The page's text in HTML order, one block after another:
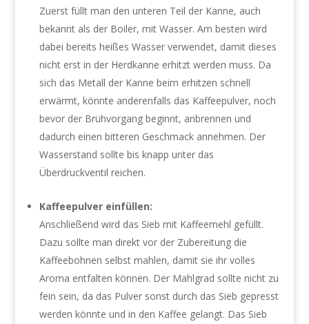
Zuerst füllt man den unteren Teil der Kanne, auch
bekannt als der Boiler, mit Wasser. Am besten wird
dabei bereits heißes Wasser verwendet, damit dieses
nicht erst in der Herdkanne erhitzt werden muss. Da
sich das Metall der Kanne beim erhitzen schnell
erwärmt, könnte anderenfalls das Kaffeepulver, noch
bevor der Brühvorgang beginnt, anbrennen und
dadurch einen bitteren Geschmack annehmen. Der
Wasserstand sollte bis knapp unter das
Überdruckventil reichen.
Kaffeepulver einfüllen:
Anschließend wird das Sieb mit Kaffeemehl gefüllt.
Dazu sollte man direkt vor der Zubereitung die
Kaffeebohnen selbst mahlen, damit sie ihr volles
Aroma entfalten können. Der Mahlgrad sollte nicht zu
fein sein, da das Pulver sonst durch das Sieb gepresst
werden könnte und in den Kaffee gelangt. Das Sieb